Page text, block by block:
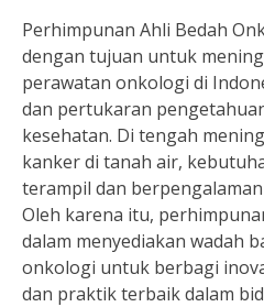
Perhimpunan Ahli Bedah
dengan tujuan untuk
perawatan onkologi di
dan pertukaran
kesehatan. Di tengah
kanker di tanah air,
terampil dan
Oleh karena itu,
dalam menyediakan wadah
onkologi untuk berbagi
dan praktik terbaik dalam